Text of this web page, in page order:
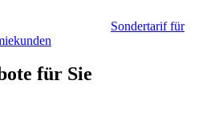
Sondertarif für
für Sie